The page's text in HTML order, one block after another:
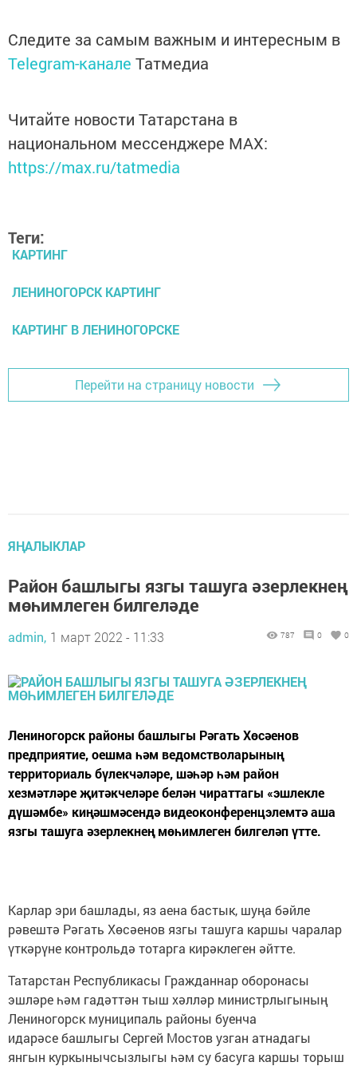
Следите за самым важным и интересным в
Telegram-канале Татмедиа
Читайте новости Татарстана в
национальном мессенджере MАХ:
https://max.ru/tatmedia
Теги:
КАРТИНГ
ЛЕНИНОГОРСК КАРТИНГ
КАРТИНГ В ЛЕНИНОГОРСКЕ
Перейти на страницу новости
ЯҢАЛЫКЛАР
Район башлыгы язгы ташуга әзерлекнең
мөһимлеген билгеләде
admin, 1 март 2022 - 11:33 787 0 0
Лениногорск районы башлыгы Рәгать Хөсәенов
предприятие, оешма һәм ведомстволарының
территориаль бүлекчәләре, шәһәр һәм район
хезмәтләре җитәкчеләре белән чираттагы «эшлекле
дүшәмбе» киңәшмәсендә видеоконференцэлемтә аша
язгы ташуга әзерлекнең мөһимлеген билгеләп үтте.
Карлар эри башлады, яз аена бастык, шуңа бәйле
рәвештә Рәгать Хөсәенов язгы ташуга каршы чаралар
үткәрүне контрольдә тотарга кирәклеген әйтте.
Татарстан Республикасы Гражданнар оборонасы
эшләре һәм гадәттән тыш хәлләр министрлыгының
Лениногорск муниципаль районы буенча
идарәсе башлыгы Сергей Мостов узган атнадагы
янгын куркынычсызлыгы һәм су басуга каршы торыш